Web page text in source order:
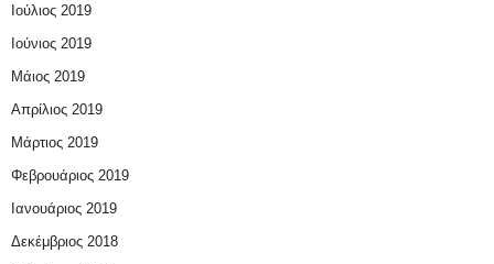
Ιούλιος 2019
Ιούνιος 2019
Μάιος 2019
Απρίλιος 2019
Μάρτιος 2019
Φεβρουάριος 2019
Ιανουάριος 2019
Δεκέμβριος 2018